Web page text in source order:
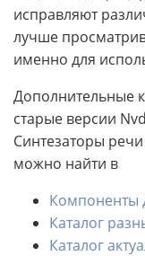
исправляют
лучше
именно для
Дополнительные
старые версии
Синтезаторы
можно найти в
Компоненты
Каталог
Каталог